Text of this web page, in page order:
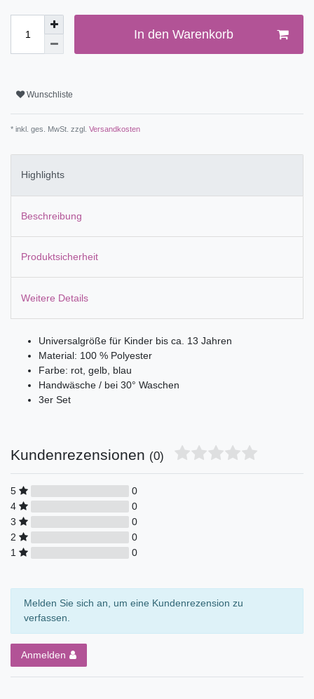
In den Warenkorb
Wunschliste
* inkl. ges. MwSt. zzgl. Versandkosten
Highlights
Beschreibung
Produktsicherheit
Weitere Details
Universalgröße für Kinder bis ca. 13 Jahren
Material: 100 % Polyester
Farbe: rot, gelb, blau
Handwäsche / bei 30° Waschen
3er Set
Kundenrezensionen (0)
5
0
4
0
3
0
2
0
1
0
Melden Sie sich an, um eine Kundenrezension zu
verfassen.
Anmelden